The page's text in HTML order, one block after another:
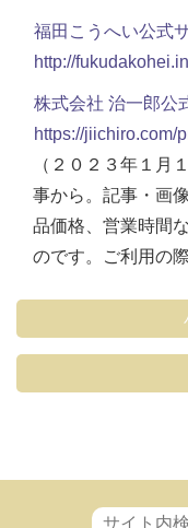
福田こうへい公式
http://
株式会社 治一郎公
https://jiichiro.com/
（２０２３年１月
事から。記事・画
品価格、営業時間
のです。ご利用の